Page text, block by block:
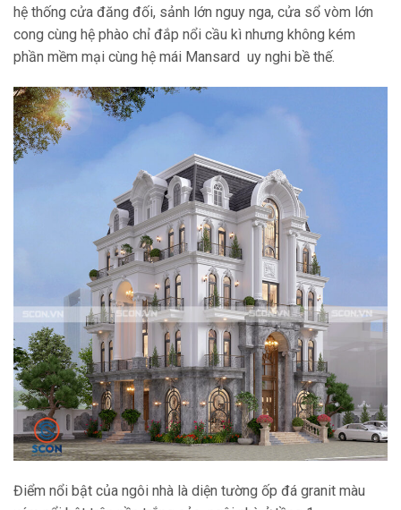
hệ thống cửa đăng đối, sảnh lớn nguy nga, cửa sổ vòm lớn
cong cùng hệ phào chỉ đắp nổi cầu kì nhưng không kém
phần mềm mại cùng hệ mái Mansard uy nghi bề thế.
Điểm nổi bật của ngôi nhà là diện tường ốp đá granit màu